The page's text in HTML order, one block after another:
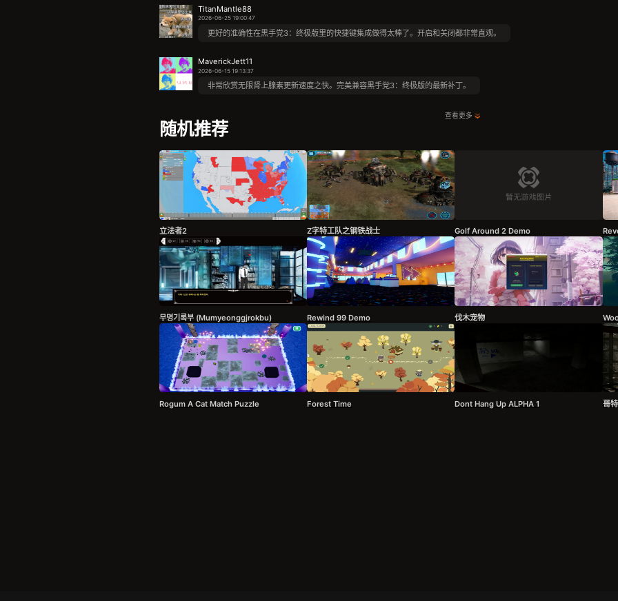
TitanMantle88
2026-06-25 19:00:47
更好的准确性在黑手党3：终极版里的快捷键集成做得太棒了。开启和关闭都非常直观。
MaverickJett11
2026-06-15 19:13:37
非常欣赏无限肾上腺素更新速度之快。完美兼容黑手党3：终极版的最新补丁。
查看更多
随机推荐
立法者2 Z字特工队之钢铁战士 Golf Around 2 Demo
무명기록부 (Mumyeonggjrokbu) Rewind 99 Demo 伐木宠物
Rogum A Cat Match Puzzle Forest Time Dont Hang Up ALPHA 1 哥